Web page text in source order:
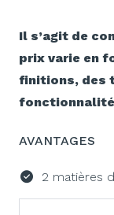
Il s’agit de
prix varie en
finitions, des
AVANTAGES
2 matières